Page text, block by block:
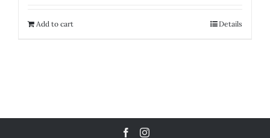
9,600.00 ден.
Add to cart Details